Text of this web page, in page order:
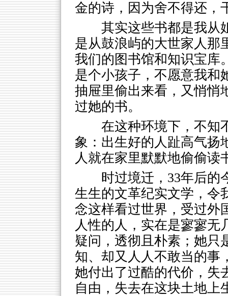
金的诗，因为舍不得还，
其实这些书都是我从
是从鼓浪屿的大世家人那
我们的图书馆和知识宝库
是个小孩子，不愿意我和
抽屉里偷出来看，又悄悄
过她的书。
在这种环境下，不知
象：出生好的人趾高气扬
人就在家里默默地偷偷读
时过境迁，33年后的
生生的文革纪实文学，令
念这样看过世界，受过外
人性的人，实在是寥寥无
疑问，透彻且朴素；她只
知、却又人人不敢当的事
她付出了过酷的代价，失
自由，失去在这块土地上